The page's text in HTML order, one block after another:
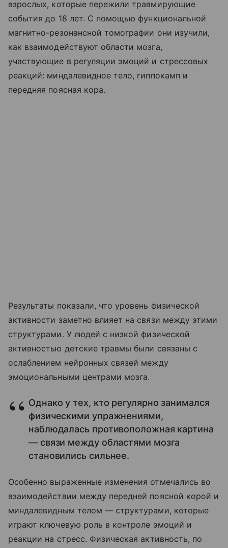
взрослых, которые пережили травмирующие
события до 18 лет. С помощью функциональной
магнитно-резонансной томографии они изучили,
как взаимодействуют области мозга,
участвующие в регуляции эмоций и стрессовых
реакций: миндалевидное тело, гиппокамп и
передняя поясная кора.
Результаты показали, что уровень физической
активности заметно влияет на связи между этими
структурами. У людей с низкой физической
активностью детские травмы были связаны с
ослаблением нейронных связей между
эмоциональными центрами мозга.
Однако у тех, кто регулярно занимался
физическими упражнениями,
наблюдалась противоположная картина
— связи между областями мозга
становились сильнее.
Особенно выраженные изменения отмечались во
взаимодействии между передней поясной корой и
миндалевидным телом — структурами, которые
играют ключевую роль в контроле эмоций и
реакции на стресс. Физическая активность, по